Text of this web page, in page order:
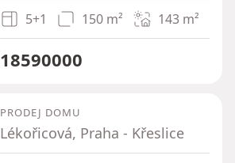
5+1 150 m² 143 m²
18590000
PRODEJ DOMU
Lékořicová, Praha - Křeslice